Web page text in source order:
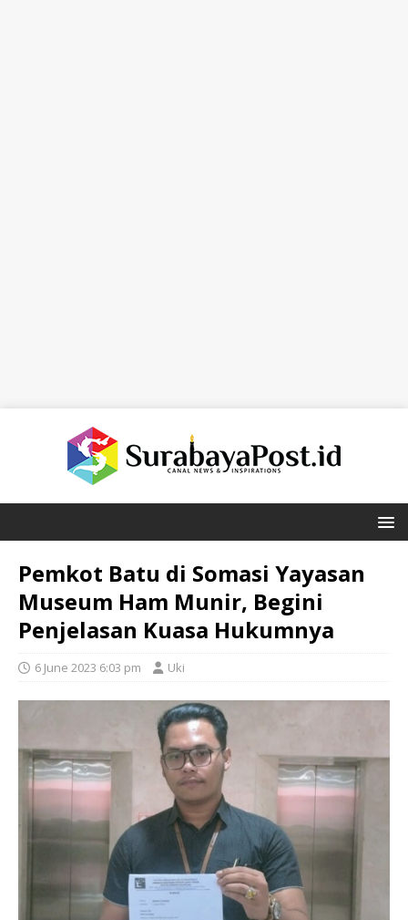
Pemkot Batu di Somasi Yayasan
Museum Ham Munir, Begini
Penjelasan Kuasa Hukumnya
6 June 2023 6:03 pm Uki